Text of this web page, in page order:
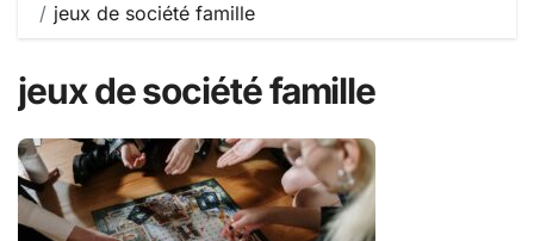
jeux de société famille
jeux de société famille